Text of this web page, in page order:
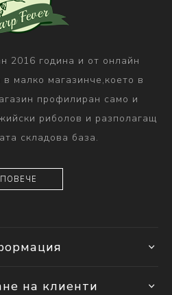
2016 година и от онлайн
малко магазинче,което в
профилиран само и
риболов и разполагащ
складова база.
ПОВЕЧЕ
на клиенти